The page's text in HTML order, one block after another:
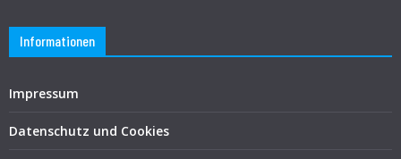
Informationen
Impressum
Datenschutz und Cookies